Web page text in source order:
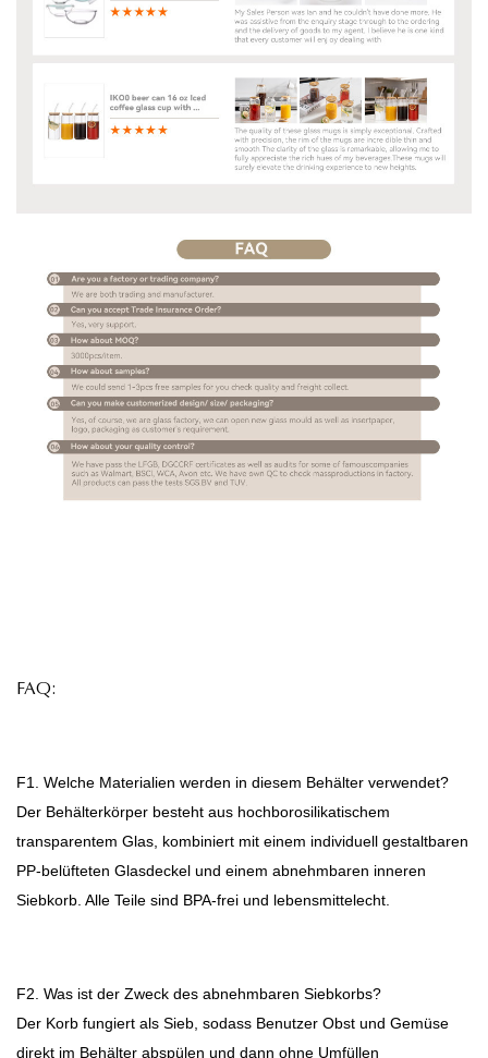
FAQ:
F1. Welche Materialien werden in diesem Behälter verwendet?
Der Behälterkörper besteht aus hochborosilikatischem
transparentem Glas, kombiniert mit einem individuell gestaltbaren
PP-belüfteten Glasdeckel und einem abnehmbaren inneren
Siebkorb. Alle Teile sind BPA-frei und lebensmittelecht.
F2. Was ist der Zweck des abnehmbaren Siebkorbs?
Der Korb fungiert als Sieb, sodass Benutzer Obst und Gemüse
direkt im Behälter abspülen und dann ohne Umfüllen